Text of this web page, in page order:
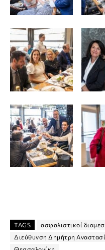
TAGS ασφαλιστικοί
Διεύθυνση Δημήτρη